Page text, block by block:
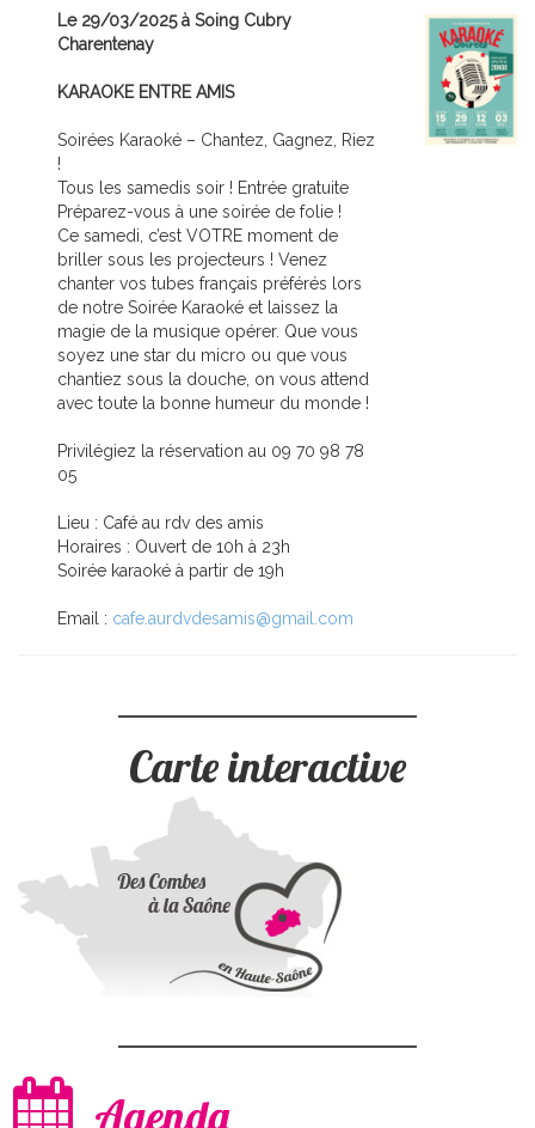
Le 29/03/2025 à Soing Cubry
Charentenay
KARAOKE ENTRE AMIS
Soirées Karaoké – Chantez, Gagnez, Riez
!
Tous les samedis soir ! Entrée gratuite
Préparez-vous à une soirée de folie !
Ce samedi, c’est VOTRE moment de
briller sous les projecteurs ! Venez
chanter vos tubes français préférés lors
de notre Soirée Karaoké et laissez la
magie de la musique opérer. Que vous
soyez une star du micro ou que vous
chantiez sous la douche, on vous attend
avec toute la bonne humeur du monde !
Privilégiez la réservation au 09 70 98 78
05
Lieu : Café au rdv des amis
Horaires : Ouvert de 10h à 23h
Soirée karaoké à partir de 19h
Email : cafe.aurdvdesamis@gmail.com
Carte interactive
Agenda